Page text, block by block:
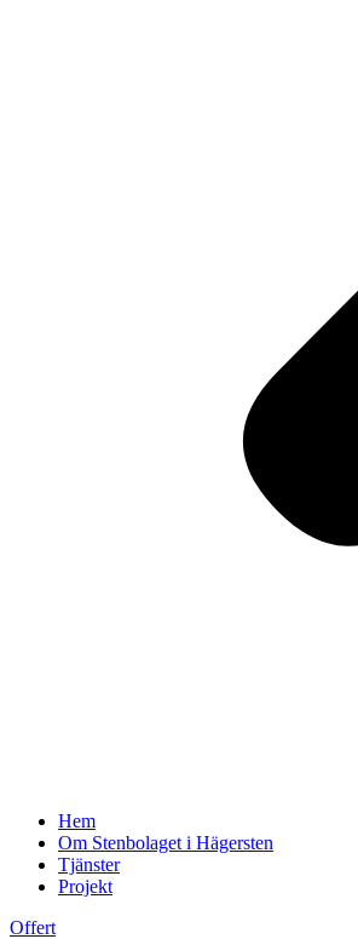
Hem
Om Stenbolaget i Hägersten
Tjänster
Projekt
Offert